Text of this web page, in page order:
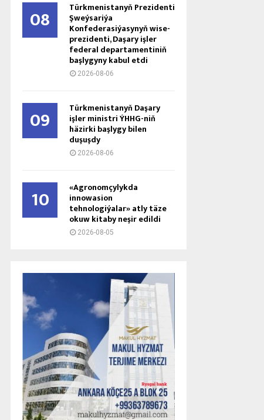
08 Türkmenistanyň Prezidenti
Şweýsariýa
Konfederasiýasynyň wise-
prezidenti, Daşary işler
federal departamentiniň
başlygyny kabul etdi
2026-08-06
09 Türkmenistanyň Daşary
işler ministri ÝHHG-niň
häzirki başlygy bilen
duşuşdy
2026-08-06
10 «Agronomçylykda
innowasion
tehnologiýalar» atly täze
okuw kitaby neşir edildi
2026-08-05